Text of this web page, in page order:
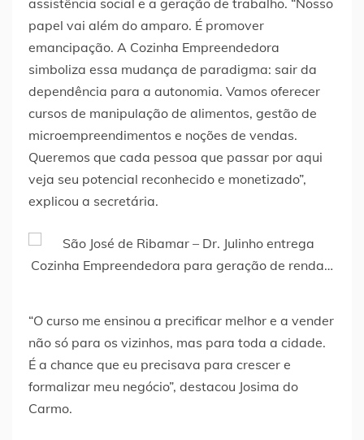
assistência social e a geração de trabalho. “Nosso
papel vai além do amparo. É promover
emancipação. A Cozinha Empreendedora
simboliza essa mudança de paradigma: sair da
dependência para a autonomia. Vamos oferecer
cursos de manipulação de alimentos, gestão de
microempreendimentos e noções de vendas.
Queremos que cada pessoa que passar por aqui
veja seu potencial reconhecido e monetizado”,
explicou a secretária.
“O curso me ensinou a precificar melhor e a vender
não só para os vizinhos, mas para toda a cidade.
É a chance que eu precisava para crescer e
formalizar meu negócio”, destacou Josima do
Carmo.